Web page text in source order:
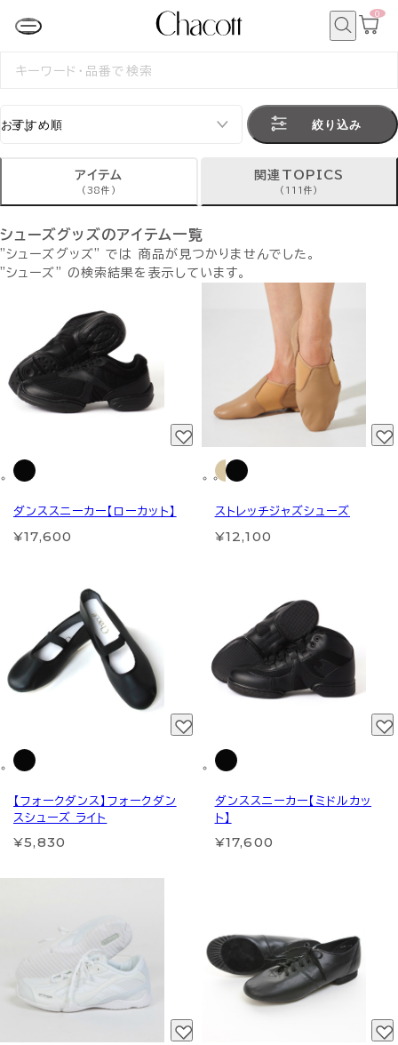
カ
0
検
絞り込み
アイテム
(38件)
関連TOPICS
(111件)
シューズグッズのアイテム一覧
"シューズグッズ" では 商品が見つかりませんでした。
"シューズ" の検索結果を表示しています。
ダンススニーカー【ローカット】
¥17,600
ストレッチジャズシューズ
¥12,100
【フォークダンス】フォークダン
スシューズ ライト
¥5,830
ダンススニーカー【ミドルカッ
ト】
¥17,600